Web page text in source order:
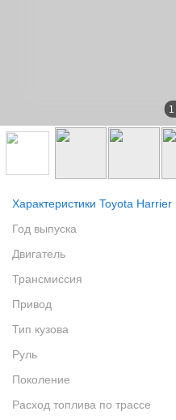
1
Характеристики Toyota Harrier
Год выпуска
Двигатель
Трансмиссия
Привод
Тип кузова
Руль
Поколение
Расход топлива по трассе